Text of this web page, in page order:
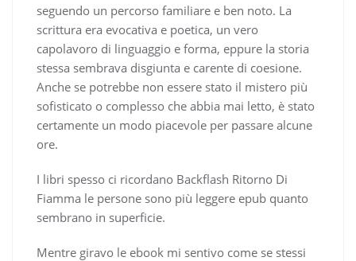
seguendo un percorso familiare e ben noto. La
scrittura era evocativa e poetica, un vero
capolavoro di linguaggio e forma, eppure la storia
stessa sembrava disgiunta e carente di coesione.
Anche se potrebbe non essere stato il mistero più
sofisticato o complesso che abbia mai letto, è stato
certamente un modo piacevole per passare alcune
ore.
I libri spesso ci ricordano Backflash Ritorno Di
Fiamma le persone sono più leggere epub quanto
sembrano in superficie.
Mentre giravo le ebook mi sentivo come se stessi